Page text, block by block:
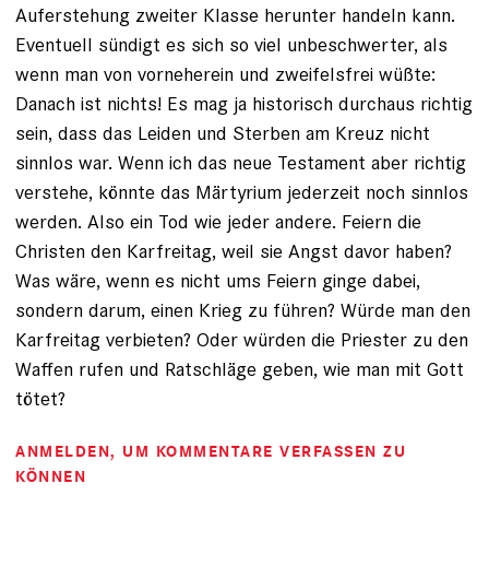
Auferstehung zweiter Klasse herunter handeln kann.
Eventuell sündigt es sich so viel unbeschwerter, als
wenn man von vorneherein und zweifelsfrei wüßte:
Danach ist nichts! Es mag ja historisch durchaus richtig
sein, dass das Leiden und Sterben am Kreuz nicht
sinnlos war. Wenn ich das neue Testament aber richtig
verstehe, könnte das Märtyrium jederzeit noch sinnlos
werden. Also ein Tod wie jeder andere. Feiern die
Christen den Karfreitag, weil sie Angst davor haben?
Was wäre, wenn es nicht ums Feiern ginge dabei,
sondern darum, einen Krieg zu führen? Würde man den
Karfreitag verbieten? Oder würden die Priester zu den
Waffen rufen und Ratschläge geben, wie man mit Gott
tötet?
ANMELDEN, UM KOMMENTARE VERFASSEN ZU
KÖNNEN